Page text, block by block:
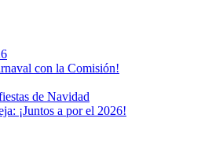
con la Comisión!
de Navidad
¡Juntos a por el 2026!